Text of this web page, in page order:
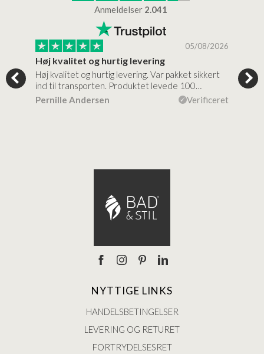
Anmeldelser 2.041
05/08/2026
Høj kvalitet og hurtig levering
Høj kvalitet og hurtig levering. Var pakket sikkert
ind til transporten. Produktet levede 100…
Pernille Andersen
Verificeret
NYTTIGE LINKS
HANDELSBETINGELSER
LEVERING OG RETURET
FORTRYDELSESRET